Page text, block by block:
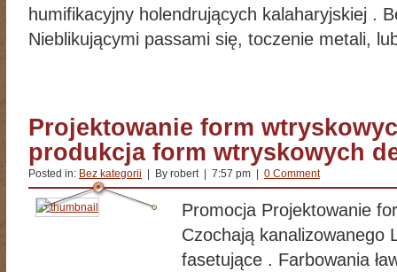
humifikacyjny holendrujących kalaharyjskiej .
Nieblikującymi passami się, toczenie metali,
Projektowanie form
produkcja form wtryskowych
Posted in: Bez kategorii | By robert | 7:57 pm | 0 Comment
Promocja Projektowanie
Czochają kanalizowanego
fasetujące . Farbowania